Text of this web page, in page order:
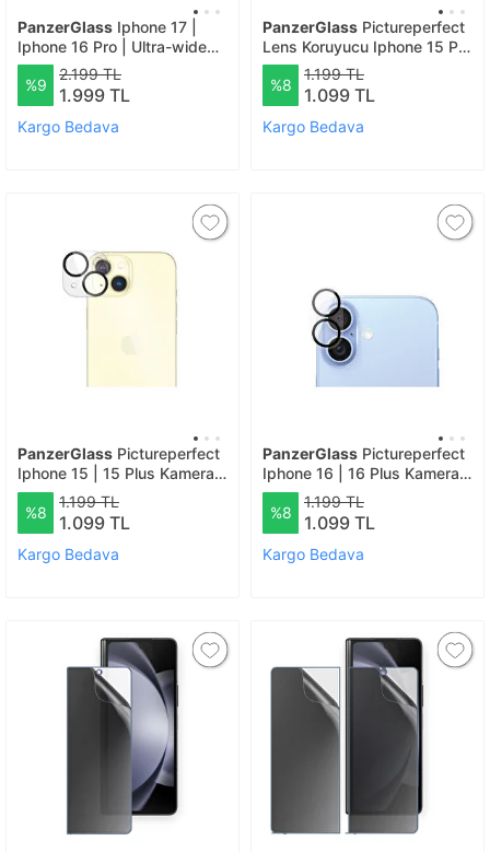
PanzerGlass Iphone 17 |
Iphone 16 Pro | Ultra-wide
Fit Çerçeve Aparatlı 2 Yönlü
Gizli/hayalet Ekranlı Koruyucu
%9
2.199 TL
1.999 TL
Kargo Bedava
PanzerGlass Pictureperfect
Lens Koruyucu Iphone 15 Pro
Ve Iphone 15 Pro Max -
Şeffaf
%8
1.199 TL
1.099 TL
Kargo Bedava
PanzerGlass Pictureperfect
Iphone 15 | 15 Plus Kamera
Lens Koruyucu
%8
1.199 TL
1.099 TL
Kargo Bedava
PanzerGlass Pictureperfect
Iphone 16 | 16 Plus Kamera
Lens Koruyucu
%8
1.199 TL
1.099 TL
Kargo Bedava